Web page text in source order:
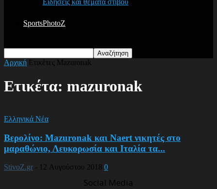
Ειδήσεις και θέματα στίβου
SportsPhotoZ
Αρχική Ετικέτες Mazuronak
Ετικέτα: mazuronak
Ελληνικά Νέα
Βερολίνο: Mazuronak και Naert νικητές στο
μαραθώνιο, Λευκορωσία και Ιταλία τα...
StivoZ.gr - 12 Αυγούστου 2018 0
Social Media